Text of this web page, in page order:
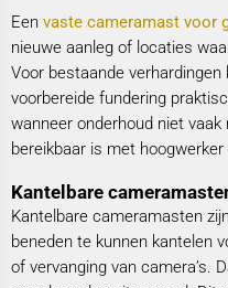
Een vaste cameramast voor
nieuwe aanleg of locaties
Voor bestaande
voorbereide fundering
wanneer onderhoud niet
bereikbaar is met hoogwerker
Kantelbare
Kantelbare cameramasten
beneden te kunnen kantelen
of vervanging van camera’s.